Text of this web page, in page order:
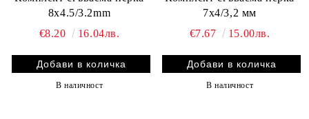
8x4.5/3.2mm
€8.20
16.04лв.
В наличност
7x4/3,2 мм
€7.67
15.00лв.
В наличност